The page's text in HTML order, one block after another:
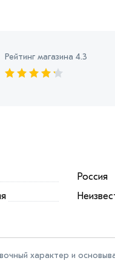
Рейтинг магазина 4.3
Россия
характер и